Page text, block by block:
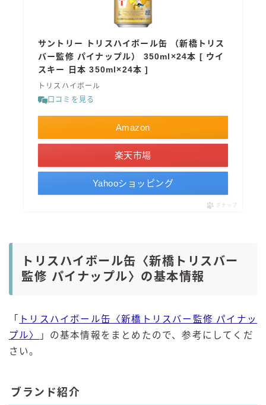
サントリー トリスハイボール缶 （新橋トリス
バー監修 パイナップル） 350ml×24本 [ ウイ
スキー 日本 350ml×24本 ]
トリスハイボール
口コミを見る
Amazon
楽天市場
Yahooショッピング
ポチップ
トリスハイボール缶〈新橋トリスバー
監修 パイナップル〉の基本情報
「
トリスハイボール缶〈新橋トリスバー監修 パイナッ
プル〉
」の基本情報をまとめたので、参考にしてくだ
さい。
ブランド紹介